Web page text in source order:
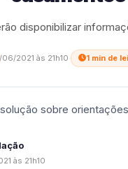
disponibilizar
06/2021 às 21h10 1 min de
às 21h10